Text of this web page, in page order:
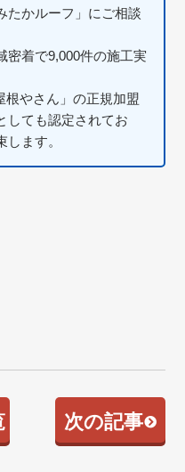
たかルーフ」にご相談
密着で9,000件の施工実
やさん」の正規加盟
しても認定されてお
ます。
次の記事